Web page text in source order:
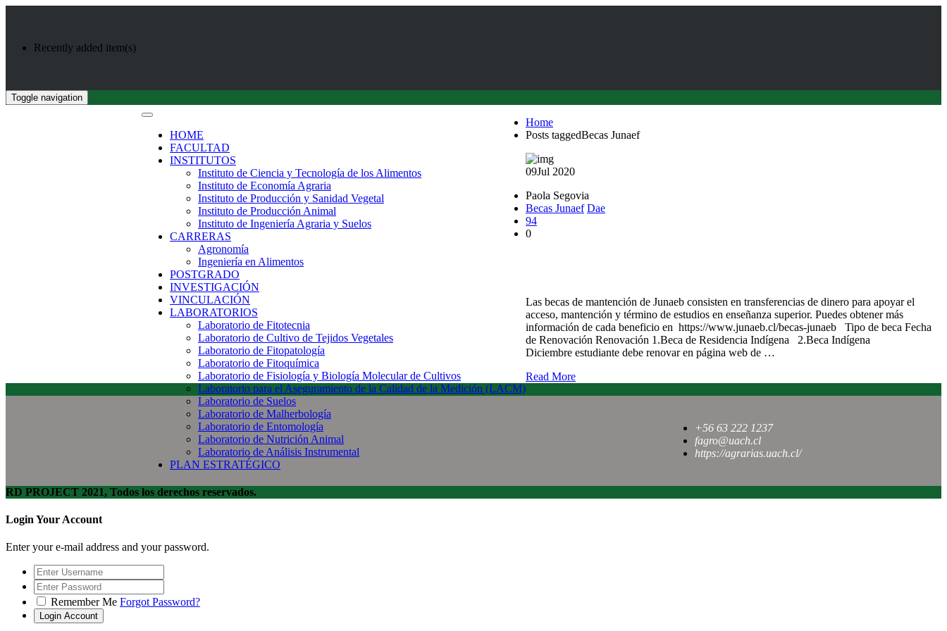
Recently added item(s)
Toggle navigation
HOME
FACULTAD
INSTITUTOS
Instituto de Ciencia y Tecnología de los Alimentos
Instituto de Economía Agraria
Instituto de Producción y Sanidad Vegetal
Instituto de Producción Animal
Instituto de Ingeniería Agraria y Suelos
CARRERAS
Agronomía
Ingeniería en Alimentos
POSTGRADO
INVESTIGACIÓN
VINCULACIÓN
LABORATORIOS
Laboratorio de Fitotecnia
Laboratorio de Cultivo de Tejidos Vegetales
Laboratorio de Fitopatología
Laboratorio de Fitoquímica
Laboratorio de Fisiología y Biología Molecular de Cultivos
Laboratorio para el Aseguramiento de la Calidad de la Medición (LACM)
Laboratorio de Suelos
Laboratorio de Malherbología
Laboratorio de Entomología
Laboratorio de Nutrición Animal
Laboratorio de Análisis Instrumental
PLAN ESTRATÉGICO
Home
Posts taggedBecas Junaef
09Jul 2020
Paola Segovia
Becas Junaef Dae
94
0
Las becas de mantención de Junaeb consisten en transferencias de dinero para apoyar el
acceso, mantención y término de estudios en enseñanza superior. Puedes obtener más
información de cada beneficio en https://www.junaeb.cl/becas-junaeb Tipo de beca Fecha
de Renovación Renovación 1.Beca de Residencia Indígena 2.Beca Indígena
Diciembre estudiante debe renovar en página web de …
Read More
+56 63 222 1237
fagro@uach.cl
https://agrarias.uach.cl/
RD PROJECT 2021, Todos los derechos reservados.
Login Your Account
Enter your e-mail address and your password.
Remember Me Forgot Password?